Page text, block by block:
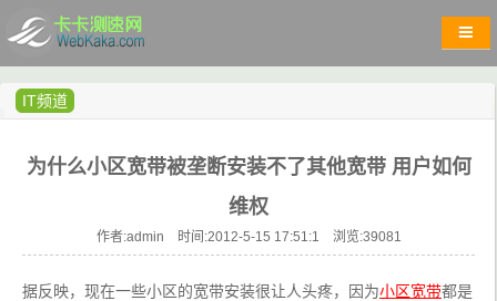
IT频道
为什么小区宽带被垄断安装不了其他宽带 用户如何
维权
作者:admin 时间:2012-5-15 17:51:1 浏览:39081
据反映，现在一些小区的宽带安装很让人头疼，因为小区宽带都是